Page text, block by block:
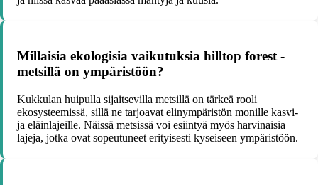
Millaisia ekologisia vaikutuksia hilltop forest -
metsillä on ympäristöön?
Kukkulan huipulla sijaitsevilla metsillä on tärkeä rooli
ekosysteemissä, sillä ne tarjoavat elinympäristön monille kasvi-
ja eläinlajeille. Näissä metsissä voi esiintyä myös harvinaisia
lajeja, jotka ovat sopeutuneet erityisesti kyseiseen ympäristöön.